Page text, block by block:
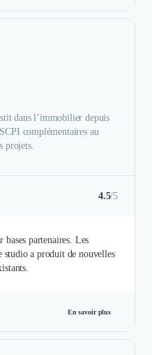
dans l’immobilier depuis
complémentaires au
projets.
4.5/5
partenaires. Les
studio a produit de nouvelles
En savoir plus